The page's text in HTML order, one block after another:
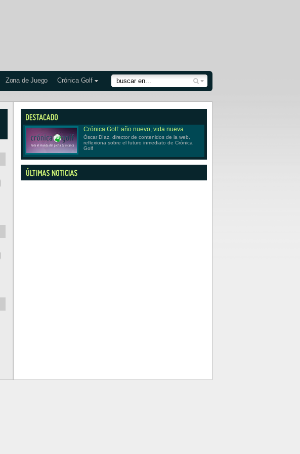
Zona de Juego Crónica Golf
Crónica Golf: año nuevo, vida nueva
Óscar Díaz, director de contenidos de la web,
reflexiona sobre el futuro inmediato de Crónica
Golf